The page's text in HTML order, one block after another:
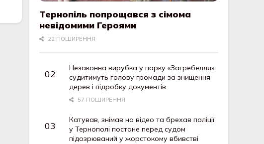
Тернопіль попрощався з сімома
невідомими Героями
22 ПОШИРЕННЯ
Незаконна вирубка у парку «Загребелля»:
судитимуть голову громади за знищення
дерев і підробку документів
57 ПОШИРЕННЯ
Катував, знімав на відео та брехав поліції:
у Тернополі постане перед судом
підозрюваний у жорстокому вбивстві